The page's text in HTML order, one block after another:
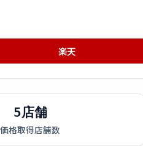
楽天
5店舗
価格取得店舗数